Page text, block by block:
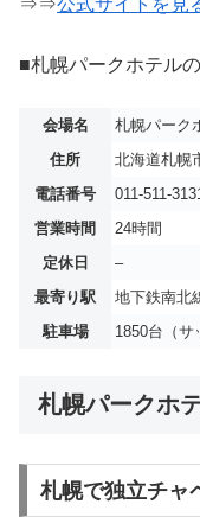
⇒⇒公式サイトを見
■札幌パークホテル
会場名
札幌パーク
住所
北海道札幌
電話番号
011-511-
営業時間
24時間
定休日
–
最寄り駅
地下鉄南北
駐車場
1850台（サ
札幌パークホ
札幌で独立チャ